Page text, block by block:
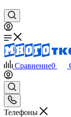
Сравнение0
Телефоны